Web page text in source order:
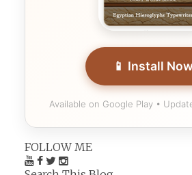
📱 Install Now
Available on Google Play •
FOLLOW ME